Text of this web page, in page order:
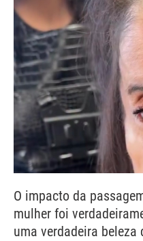
O impacto da
mulher foi
uma verdadeira